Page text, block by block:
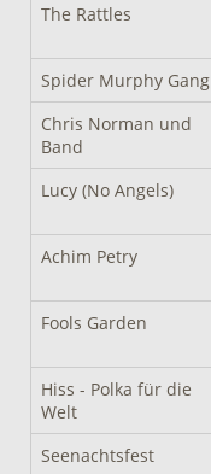
The Rattles
Spider Murphy Gang
Chris Norman und
Band
Lucy (No Angels)
Achim Petry
Fools Garden
Hiss - Polka für die
Welt
Seenachtsfest